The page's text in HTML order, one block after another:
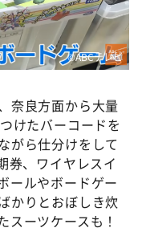
©️ABCテレビ
奈良方面から大量
けたバーコードを
がら仕分けをして
券、ワイヤレスイ
ールやボードゲー
かりとおぼしき炊
ーツケースも！